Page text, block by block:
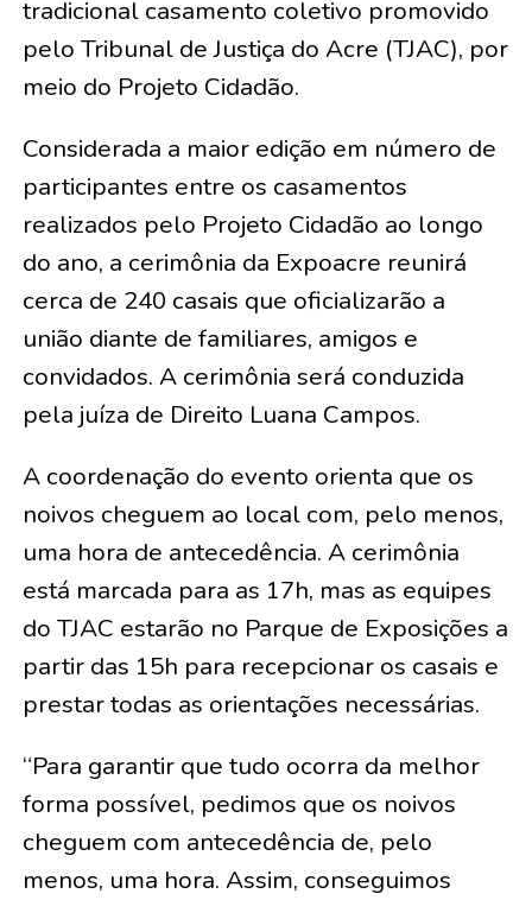
tradicional casamento coletivo promovido
pelo Tribunal de Justiça do Acre (TJAC), por
meio do Projeto Cidadão.
Considerada a maior edição em número de
participantes entre os casamentos
realizados pelo Projeto Cidadão ao longo
do ano, a cerimônia da Expoacre reunirá
cerca de 240 casais que oficializarão a
união diante de familiares, amigos e
convidados. A cerimônia será conduzida
pela juíza de Direito Luana Campos.
A coordenação do evento orienta que os
noivos cheguem ao local com, pelo menos,
uma hora de antecedência. A cerimônia
está marcada para as 17h, mas as equipes
do TJAC estarão no Parque de Exposições a
partir das 15h para recepcionar os casais e
prestar todas as orientações necessárias.
“Para garantir que tudo ocorra da melhor
forma possível, pedimos que os noivos
cheguem com antecedência de, pelo
menos, uma hora. Assim, conseguimos